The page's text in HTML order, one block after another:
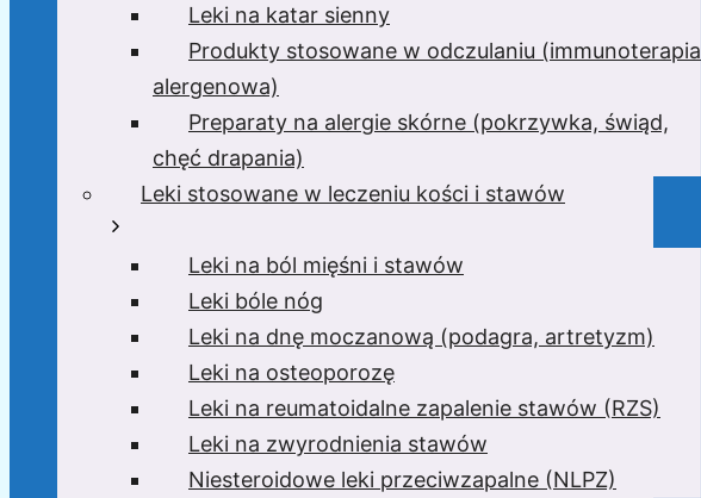
Leki na katar sienny
Produkty stosowane w odczulaniu (immunoterapia
alergenowa)
Preparaty na alergie skórne (pokrzywka, świąd,
chęć drapania)
Leki stosowane w leczeniu kości i stawów
Leki na ból mięśni i stawów
Leki bóle nóg
Leki na dnę moczanową (podagra, artretyzm)
Leki na osteoporozę
Leki na reumatoidalne zapalenie stawów (RZS)
Leki na zwyrodnienia stawów
Niesteroidowe leki przeciwzapalne (NLPZ)